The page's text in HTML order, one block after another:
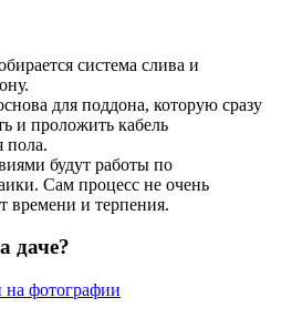
система слива и
для поддона, которую сразу
и проложить кабель
пола.
будут работы по
Сам процесс не очень
времени и терпения.
даче?